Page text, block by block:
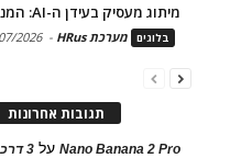
מיתוג מעסיק בעידן ה-AI: המנוע הכלכלי של גיוס ושימור טלנטים
בלוגים מערכת HRus -
2026
תגובות אחרונות
Nano Banana 2 Proעל 3 דרכים לבניית ביטחון עצמי של עובדים